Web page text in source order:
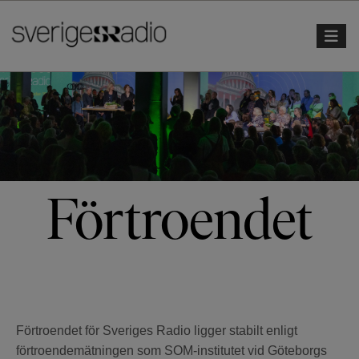
Toggle
Förtroendet
Förtroendet för Sveriges Radio ligger stabilt enligt
förtroendemätningen som SOM-institutet vid Göteborgs